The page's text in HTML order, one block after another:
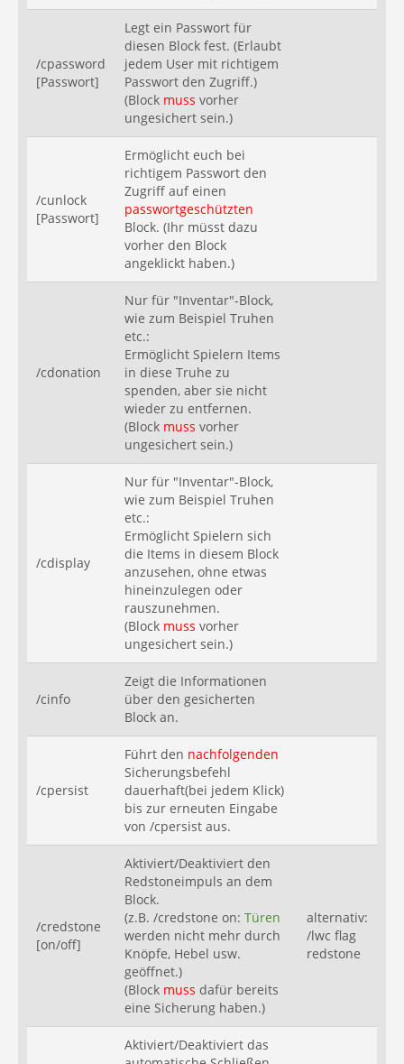
/cpassword
[Passwort]
Legt ein Passwort für
diesen Block fest. (Erlaubt
jedem User mit richtigem
Passwort den Zugriff.)
(Block muss vorher
ungesichert sein.)
/cunlock
[Passwort]
Ermöglicht euch bei
richtigem Passwort den
Zugriff auf einen
passwortgeschützten
Block. (Ihr müsst dazu
vorher den Block
angeklickt haben.)
/cdonation
Nur für "Inventar"-Block,
wie zum Beispiel Truhen
etc.:
Ermöglicht Spielern Items
in diese Truhe zu
spenden, aber sie nicht
wieder zu entfernen.
(Block muss vorher
ungesichert sein.)
/cdisplay
Nur für "Inventar"-Block,
wie zum Beispiel Truhen
etc.:
Ermöglicht Spielern sich
die Items in diesem Block
anzusehen, ohne etwas
hineinzulegen oder
rauszunehmen.
(Block muss vorher
ungesichert sein.)
/cinfo
Zeigt die Informationen
über den gesicherten
Block an.
/cpersist
Führt den nachfolgenden
Sicherungsbefehl
dauerhaft(bei jedem Klick)
bis zur erneuten Eingabe
von /cpersist aus.
/credstone
[on/off]
Aktiviert/Deaktiviert den
Redstoneimpuls an dem
Block.
(z.B. /credstone on: Türen
werden nicht mehr durch
Knöpfe, Hebel usw.
geöffnet.)
(Block muss dafür bereits
eine Sicherung haben.)
alternativ:
/lwc flag
redstone
Aktiviert/Deaktiviert das